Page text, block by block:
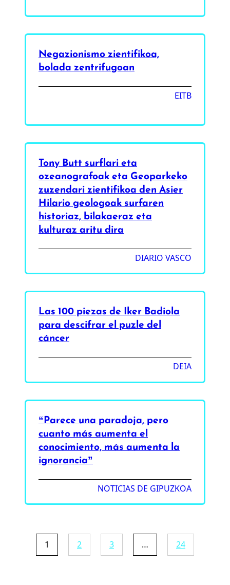
Negazionismo zientifikoa,
bolada zentrifugoan
EITB
Tony Butt surflari eta
ozeanografoak eta Geoparkeko
zuzendari zientifikoa den Asier
Hilario geologoak surfaren
historiaz, bilakaeraz eta
kulturaz aritu dira
DIARIO VASCO
Las 100 piezas de Iker Badiola
para descifrar el puzle del
cáncer
DEIA
“Parece una paradoja, pero
cuanto más aumenta el
conocimiento, más aumenta la
ignorancia”
NOTICIAS DE GIPUZKOA
1 2 3 … 24